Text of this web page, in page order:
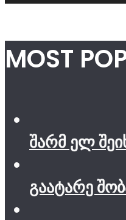
MOST
შარმ ელ
გაატარე